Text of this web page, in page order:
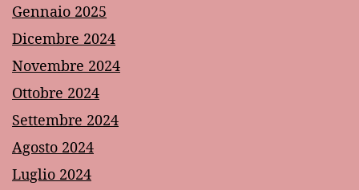
Gennaio 2025
Dicembre 2024
Novembre 2024
Ottobre 2024
Settembre 2024
Agosto 2024
Luglio 2024